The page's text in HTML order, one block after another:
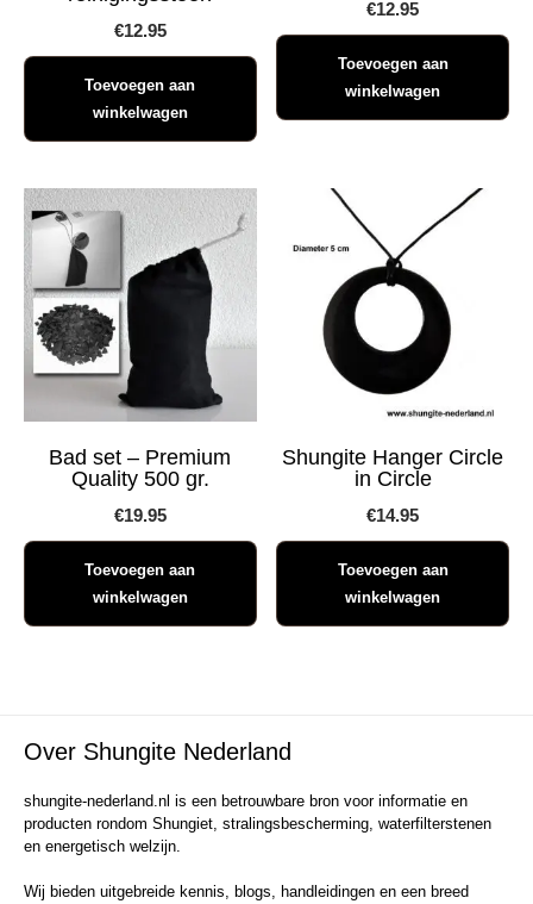
€12.95
Toevoegen aan
winkelwagen
€12.95
Toevoegen aan
winkelwagen
Bad set – Premium
Quality 500 gr.
€19.95
Toevoegen aan
winkelwagen
Shungite Hanger Circle
in Circle
€14.95
Toevoegen aan
winkelwagen
Over Shungite Nederland
shungite-nederland.nl is een betrouwbare bron voor informatie en
producten rondom Shungiet, stralingsbescherming, waterfilterstenen
en energetisch welzijn.
Wij bieden uitgebreide kennis, blogs, handleidingen en een breed